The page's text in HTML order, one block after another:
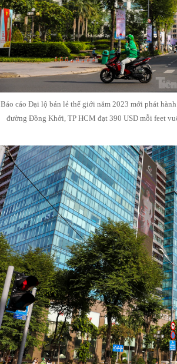
Báo cáo Đại lộ bán lẻ thế giới năm 2023 mới phát
đường Đồng Khởi, TP HCM đạt 390 USD mỗi feet